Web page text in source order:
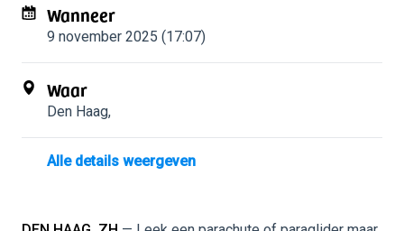
Wanneer
9 november 2025 (17:07)
Waar
Den Haag,
Alle details weergeven